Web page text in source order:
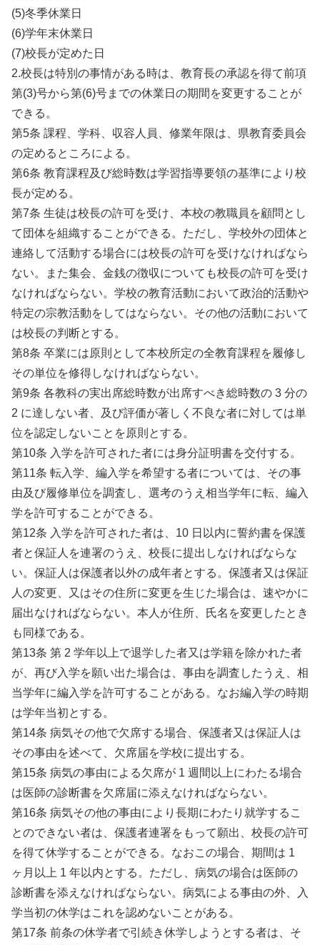
(5)冬季休業日
(6)学年末休業日
(7)校長が定めた日
2.校長は特別の事情がある時は、教育長の承認を得て前項
第(3)号から第(6)号までの休業日の期間を変更することが
できる。
第5条 課程、学科、収容人員、修業年限は、県教育委員会
の定めるところによる。
第6条 教育課程及び総時数は学習指導要領の基準により校
長が定める。
第7条 生徒は校長の許可を受け、本校の教職員を顧問とし
て団体を組織することができる。ただし、学校外の団体と
連絡して活動する場合には校長の許可を受けなければなら
ない。また集会、金銭の徴収についても校長の許可を受け
なければならない。学校の教育活動において政治的活動や
特定の宗教活動をしてはならない。その他の活動において
は校長の判断とする。
第8条 卒業には原則として本校所定の全教育課程を履修し
その単位を修得しなければならない。
第9条 各教科の実出席総時数が出席すべき総時数の 3 分の
2 に達しない者、及び評価が著しく不良な者に対しては単
位を認定しないことを原則とする。
第10条 入学を許可された者には身分証明書を交付する。
第11条 転入学、編入学を希望する者については、その事
由及び履修単位を調査し、選考のうえ相当学年に転、編入
学を許可することができる。
第12条 入学を許可された者は、10 日以内に誓約書を保護
者と保証人を連署のうえ、校長に提出しなければならな
い。保証人は保護者以外の成年者とする。保護者又は保証
人の変更、又はその住所に変更を生じた場合は、速やかに
届出なければならない。本人が住所、氏名を変更したとき
も同様である。
第13条 第 2 学年以上で退学した者又は学籍を除かれた者
が、再び入学を願い出た場合は、事由を調査したうえ、相
当学年に編入学を許可することがある。なお編入学の時期
は学年当初とする。
第14条 病気その他で欠席する場合、保護者又は保証人は
その事由を述べて、欠席届を学校に提出する。
第15条 病気の事由による欠席が 1 週間以上にわたる場合
は医師の診断書を欠席届に添えなければならない。
第16条 病気その他の事由により長期にわたり就学するこ
とのできない者は、保護者連署をもって願出、校長の許可
を得て休学することができる。なおこの場合、期間は 1
ヶ月以上 1 年以内とする。ただし、病気の場合は医師の
診断書を添えなければならない。病気による事由の外、入
学当初の休学はこれを認めないことがある。
第17条 前条の休学者で引続き休学しようとする者は、そ